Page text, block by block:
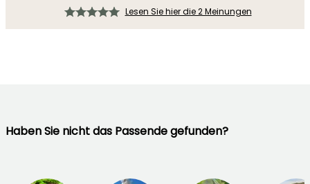
Lesen Sie hier die 2 Meinungen
Haben Sie nicht das Passende gefunden?